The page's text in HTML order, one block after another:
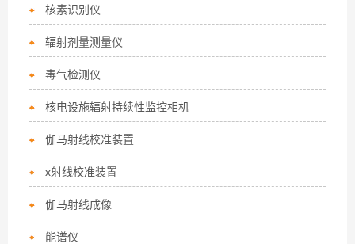
核素识别仪
辐射剂量测量仪
毒气检测仪
核电设施辐射持续性监控相机
伽马射线校准装置
x射线校准装置
伽马射线成像
能谱仪